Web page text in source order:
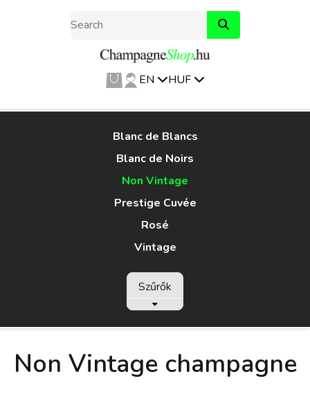
EN HUF
Blanc de Blancs
Blanc de Noirs
Non Vintage
Prestige Cuvée
Rosé
Vintage
Szűrők
Non Vintage champagne